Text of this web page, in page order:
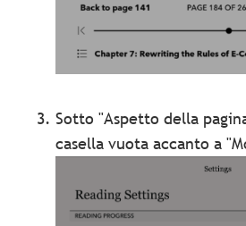
Sotto "Aspetto della
casella vuota accanto a